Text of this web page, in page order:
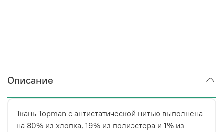
Описание
Ткань Topman с антистатической нитью выполнена
на 80% из хлопка, 19% из полиэстера и 1% из